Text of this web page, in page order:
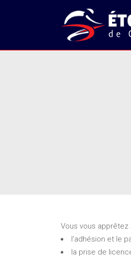
Vous vous apprêtez
l’adhésion et le
la prise de